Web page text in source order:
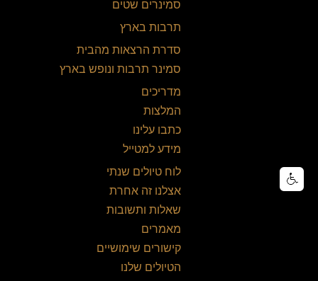
סמינרים שטים
תרבות בארץ
סדרת הרצאות מהבית
סמינר תרבות ונופש בארץ
מדריכים
המלצות
כתבו עלינו
מידע למטייל
לוח טיולים שנתי
אצלנו זה אחרת
שאלות ותשובות
מאמרים
קישורים שימושיים
הטיולים שלנו